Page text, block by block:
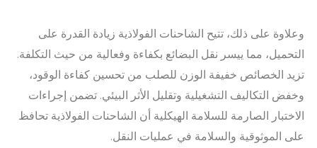
وعلاوة على ذلك، تتيح الشاحنات الفولاذية زيادة القدرة على
التحميل، مما ييسر نقل البضائع بكفاءة وفعالية من حيث التكلفة.
تزيد الخصائص خفيفة الوزن للصلب من تحسين كفاءة الوقود،
وخفض التكاليف التشغيلية وتقليل الأثر البيئي. تضمن إجراءات
الاختبار الصارمة للسلامة الهيكلية أن الشاحنات الفولاذية تحافظ
على الموثوقية والسلامة في عمليات النقل.